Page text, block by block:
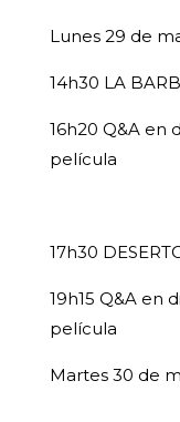
Lunes 29 de
14h30 LA
16h20 Q&A en
película
17h30
19h15 Q&A en
película
Martes 30 de